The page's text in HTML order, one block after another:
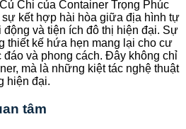
Chi của Container Trọng Phúc
kết hợp hài hòa giữa địa hình tự
động và tiện ích đô thị hiện đại. Sự
thiết kế hứa hẹn mang lại cho cư
đáo và phong cách. Đây không chỉ
mà là những kiệt tác nghệ thuật
hiện đại.
tâm